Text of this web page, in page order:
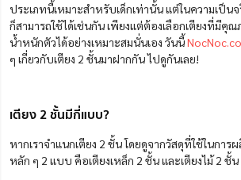
ประเภทนี้เหมาะสำหรับเด็กเท่านั้น แต่ในความเป็น
ก็สามารถใช้ได้เช่นกัน เพียงแต่ต้องเลือกเตียงที่มีคุ
น้ำหนักตัวได้อย่างเหมาะสมนั่นเอง วันนี้
ๆ เกี่ยวกับเตียง 2 ชั้นมาฝากกัน ไปดูกันเลย!
เตียง 2 ชั้นมีกี่แบบ?
หากเราจำแนกเตียง 2 ชั้น โดยดูจากวัสดุที่ใช้ในการ
หลัก ๆ 2 แบบ คือเตียงเหล็ก 2 ชั้น และเตียงไม้ 2 ชั้น